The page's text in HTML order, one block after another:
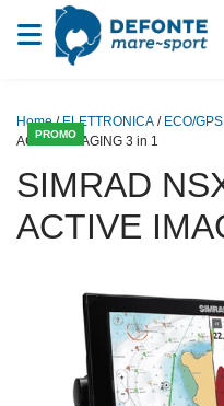
Vai al contenuto
PROMO
Home/ELETTRONICA / ECO/GPS
ACTIVE IMAGING 3 in 1
SIMRAD
ACTIVE